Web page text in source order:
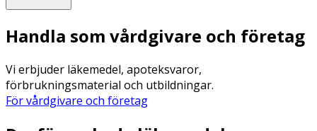
Handla som vårdgivare och företag
Vi erbjuder läkemedel, apoteksvaror,
förbrukningsmaterial och utbildningar.
För vårdgivare och företag